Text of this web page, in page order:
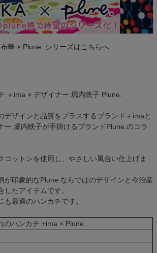
華 × Plune. シリーズはこちらへ
＋ima × デザイナー 堀内映子 Plune.
デザインと品質をプラスするブランド＋imaと
ー 堀内映子が手掛けるブランドPlune.のコラ
コットンを使用し、やさしい風合い仕上げま
が印象的なPlune.ならではのデザインと今治産
たアイテムです。
も最適のハンカチです。
のハンカチ +ima × Plune.